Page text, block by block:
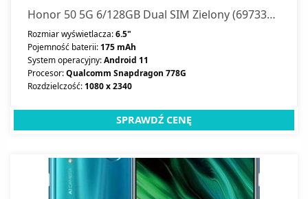
Honor 50 5G 6/128GB Dual SIM Zielony (69733168566200)
Rozmiar wyświetlacza:6.5"
Pojemność baterii:175 mAh
System operacyjny:Android 11
Procesor:Qualcomm Snapdragon 778G
Rozdzielczość:1080 x 2340
SPRAWDŹ CENĘ